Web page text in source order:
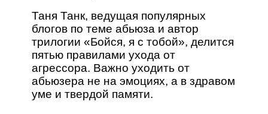
Таня Танк, ведущая популярных
блогов по теме абьюза и автор
трилогии «Бойся, я с тобой», делится
пятью правилами ухода от
агрессора. Важно уходить от
абьюзера не на эмоциях, а в здравом
уме и твердой памяти.